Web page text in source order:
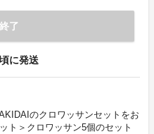
了
に発送
のクロワッサンセットをお
ト＞クロワッサン5個のセット